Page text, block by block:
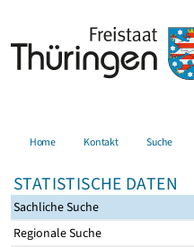
Home Kontakt Suche
STATISTISCHE DATEN
Sachliche Suche
Regionale Suche